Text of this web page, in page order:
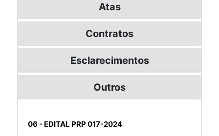
Atas
Contratos
Esclarecimentos
Outros
06 - EDITAL PRP 017-2024